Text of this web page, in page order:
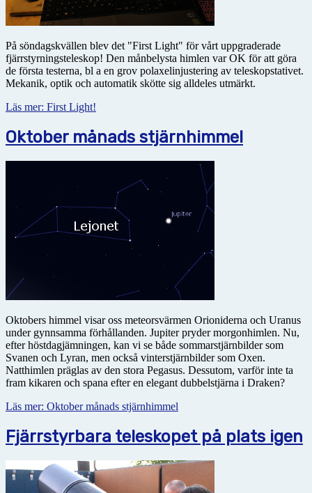
På söndagskvällen blev det "First Light" för vårt uppgraderade
fjärrstyrningsteleskop! Den månbelysta himlen var OK för att göra
de första testerna, bl a en grov polaxelinjustering av teleskopstativet.
Mekanik, optik och automatik skötte sig alldeles utmärkt.
Läs mer: First Light!
Oktober månads stjärnhimmel
Oktobers himmel visar oss meteorsvärmen Orioniderna och Uranus
under gynnsamma förhållanden. Jupiter pryder morgonhimlen. Nu,
efter höstdagjämningen, kan vi se både sommarstjärnbilder som
Svanen och Lyran, men också vinterstjärnbilder som Oxen.
Natthimlen präglas av den stora Pegasus. Dessutom, varför inte ta
fram kikaren och spana efter en elegant dubbelstjärna i Draken?
Läs mer: Oktober månads stjärnhimmel
Fjärrstyrbara teleskopet på plats igen